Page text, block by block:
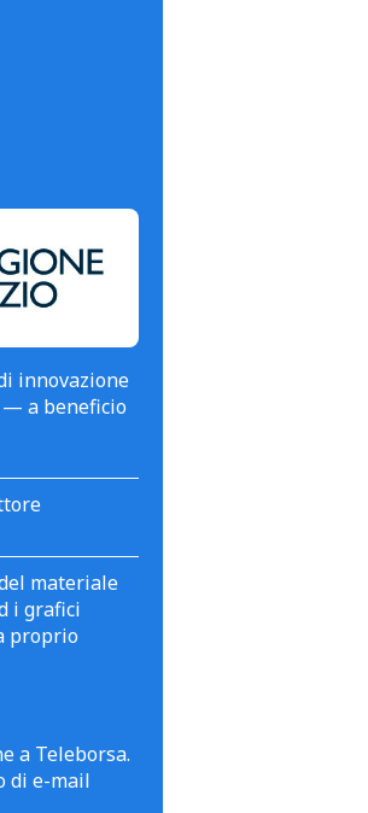
innovazione
a beneficio
materiale
i grafici
proprio
a Teleborsa.
di e-mail